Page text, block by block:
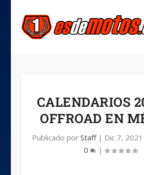
CALENDARIOS
OFFROAD EN
Publicado porStaff| Dic 7, 2021
0
|